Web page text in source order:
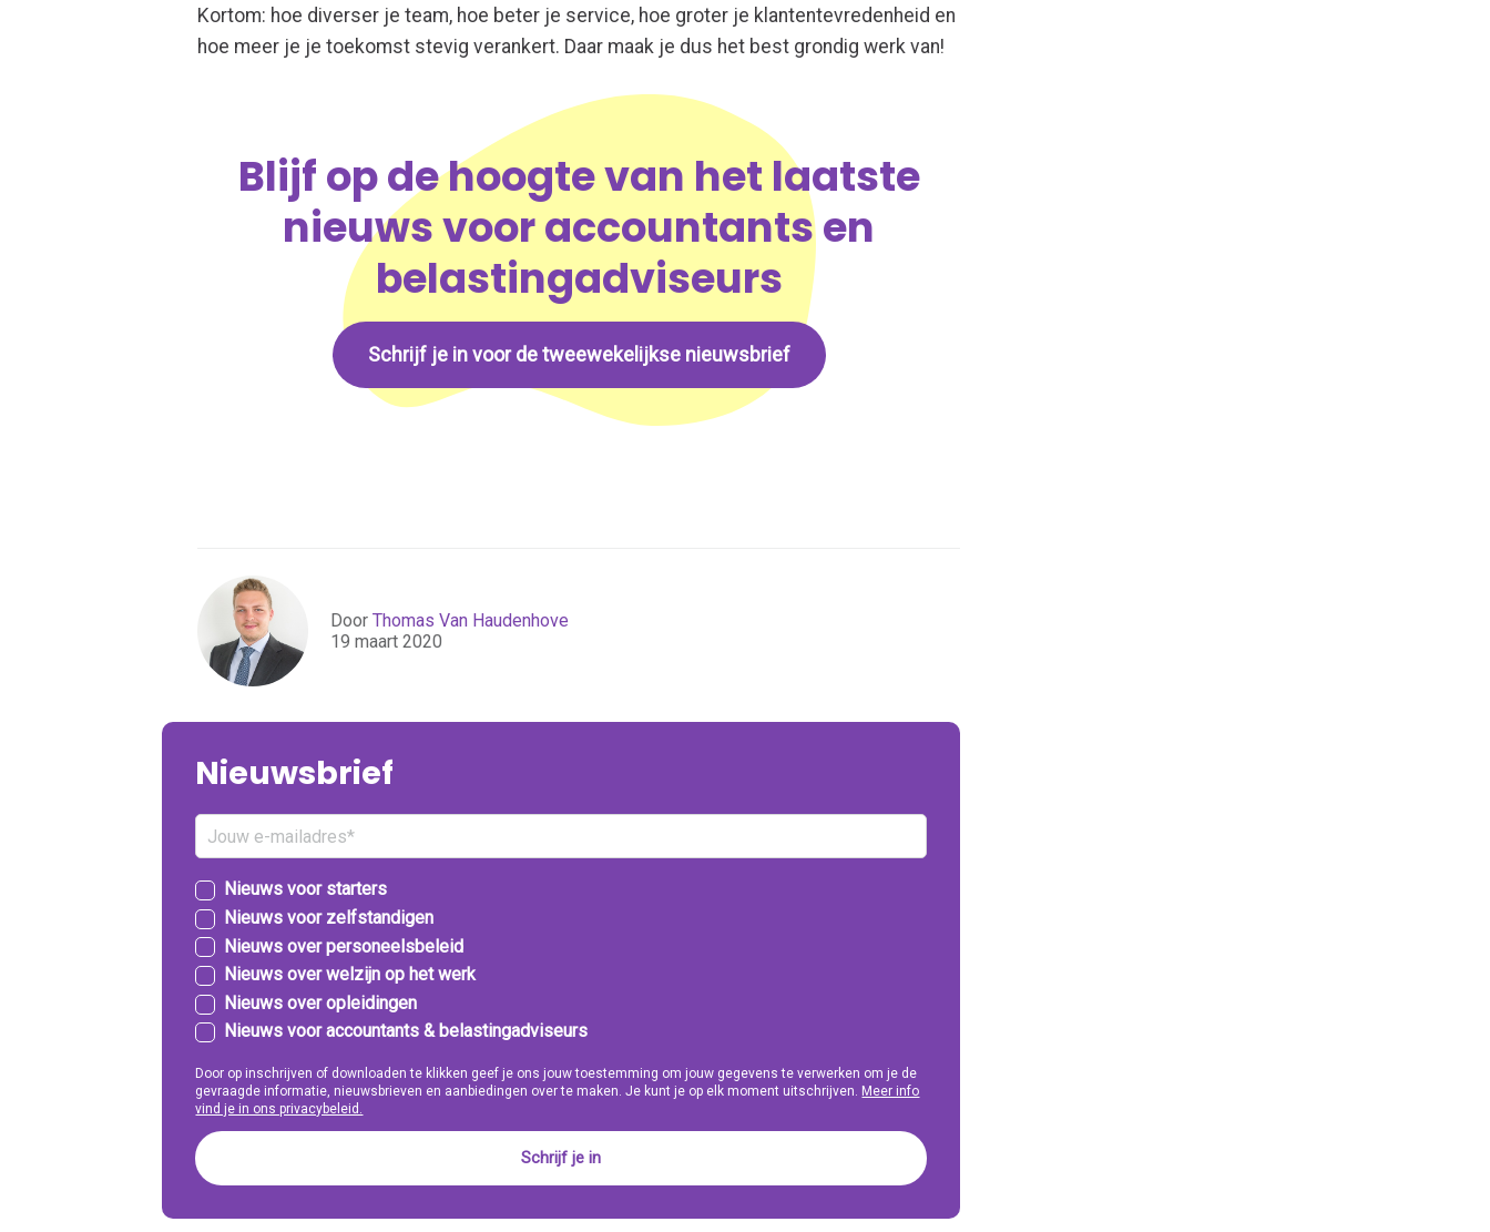
Kortom: hoe diverser je team, hoe beter je service, hoe groter je klantentevredenheid en
hoe meer je je toekomst stevig verankert. Daar maak je dus het best grondig werk van!
Blijf op de hoogte van het laatste
nieuws voor accountants en
belastingadviseurs
Schrijf je in voor de tweewekelijkse nieuwsbrief
DoorThomas Van Haudenhove
19 maart 2020
Nieuwsbrief
Nieuws voor starters
Nieuws voor zelfstandigen
Nieuws over personeelsbeleid
Nieuws over welzijn op het werk
Nieuws over opleidingen
Nieuws voor accountants & belastingadviseurs
Door op inschrijven of downloaden te klikken geef je ons jouw toestemming om jouw gegevens te verwerken om je de
gevraagde informatie, nieuwsbrieven en aanbiedingen over te maken. Je kunt je op elk moment uitschrijven. Meer info
vind je in ons privacybeleid.